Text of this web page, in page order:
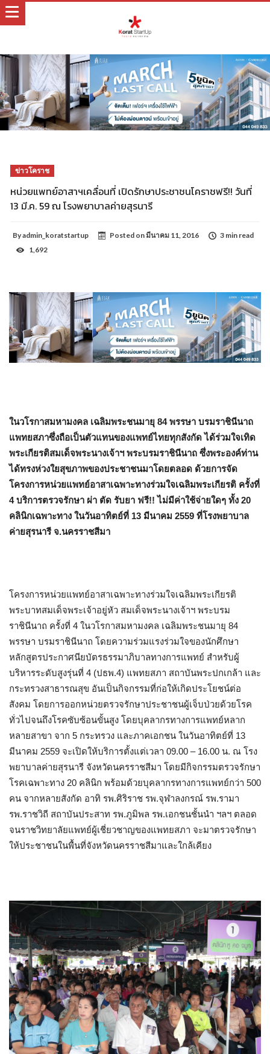
ข่าวโคราช
หน่วยแพทย์อาสาฯเคลื่อนที่ เปิดรักษาประชาชนโคราชฟรี!! วันที่
13 มี.ค. 59 ณ โรงพยาบาลค่ายสุรนารี
Byadmin_koratstartup Posted onมีนาคม 11, 2016
3 min read
1,692
ในวโรกาสมหามงคล เฉลิมพระชนมายุ 84 พรรษา บรมราชินีนาถ
แพทยสภาซึ่งถือเป็นตัวแทนของแพทย์ไทยทุกสังกัด ได้ร่วมใจเทิด
พระเกียรติสมเด็จพระนางเจ้าฯ พระบรมราชินีนาถ ซึ่งพระองค์ท่าน
ได้ทรงห่วงใยสุขภาพของประชาชนมาโดยตลอด ด้วยการจัด
โครงการหน่วยแพทย์อาสาเฉพาะทางร่วมใจเฉลิมพระเกียรติ ครั้งที่
4 บริการตรวจรักษา ผ่า ตัด รับยา ฟรี!! ไม่มีค่าใช้จ่ายใดๆ ทั้ง 20
คลินิกเฉพาะทาง ในวันอาทิตย์ที่ 13 มีนาคม 2559 ที่โรงพยาบาล
ค่ายสุรนารี จ.นครราชสีมา
โครงการหน่วยแพทย์อาสาเฉพาะทางร่วมใจเฉลิมพระเกียรติ
พระบาทสมเด็จพระเจ้าอยู่หัว สมเด็จพระนางเจ้าฯ พระบรม
ราชินีนาถ ครั้งที่ 4 ในวโรกาสมหามงคล เฉลิมพระชนมายุ 84
พรรษา บรมราชินีนาถ โดยความร่วมแรงร่วมใจของนักศึกษา
หลักสูตรประกาศนียบัตรธรรมาภิบาลทางการแพทย์ สำหรับผู้
บริหารระดับสูงรุ่นที่ 4 (ปธพ.4) แพทยสภา สถาบันพระปกเกล้า และ
กระทรวงสาธารณสุข อันเป็นกิจกรรมที่ก่อให้เกิดประโยชน์ต่อ
สังคม โดยการออกหน่วยตรวจรักษาประชาชนผู้เจ็บป่วยด้วยโรค
ทั่วไปจนถึงโรคซับซ้อนขั้นสูง โดยบุคลากรทางการแพทย์หลาก
หลายสาขา จาก 5 กระทรวง และภาคเอกชน ในวันอาทิตย์ที่ 13
มีนาคม 2559 จะเปิดให้บริการตั้งแต่เวลา 09.00 – 16.00 น. ณ โรง
พยาบาลค่ายสุรนารี จังหวัดนครราชสีมา โดยมีกิจกรรมตรวจรักษา
โรคเฉพาะทาง 20 คลินิก พร้อมด้วยบุคลากรทางการแพทย์กว่า 500
คน จากหลายสังกัด อาทิ รพ.ศิริราช รพ.จุฬาลงกรณ์ รพ.รามา
รพ.ราชวิถี สถาบันประสาท รพ.ภูมิพล รพ.เอกชนชั้นนำ ฯลฯ ตลอด
จนราชวิทยาลัยแพทย์ผู้เชี่ยวชาญของแพทยสภา จะมาตรวจรักษา
ให้ประชาชนในพื้นที่จังหวัดนครราชสีมาและใกล้เคียง